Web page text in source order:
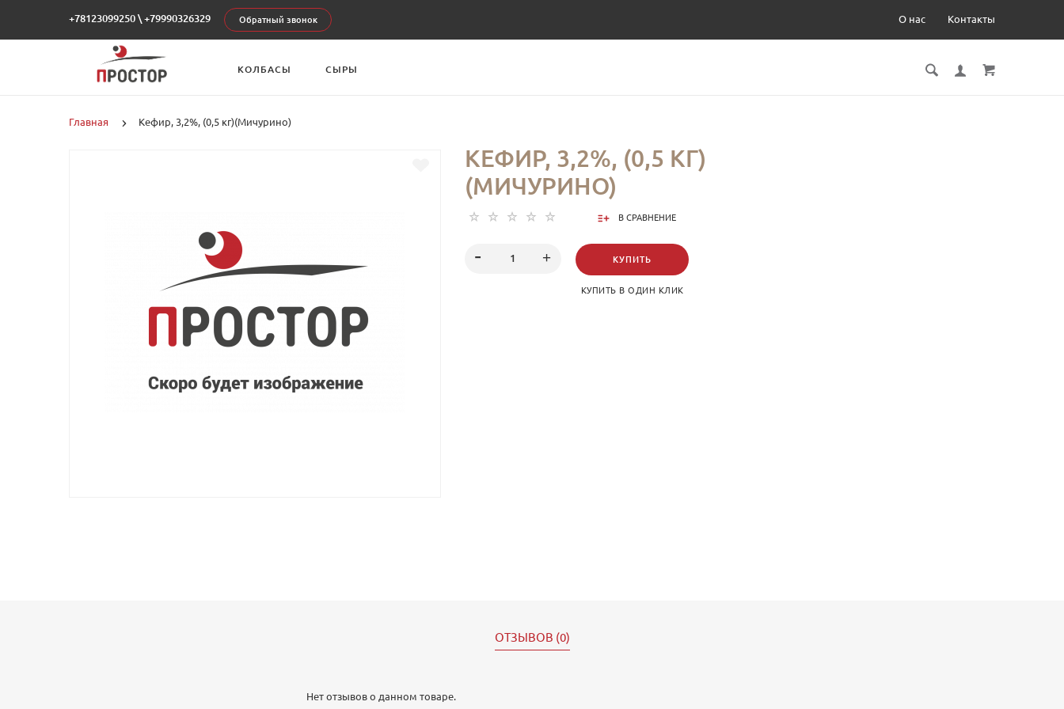
+78123099250 \ +79990326329 Обратный звонок О нас Контакты
КОЛБАСЫ СЫРЫ
Главная Кефир, 3,2%, (0,5 кг)(Мичурино)
КЕФИР, 3,2%, (0,5 КГ)
(МИЧУРИНО)
В СРАВНЕНИЕ
КУПИТЬ
КУПИТЬ В ОДИН КЛИК
ОТЗЫВОВ (0)
Нет отзывов о данном товаре.